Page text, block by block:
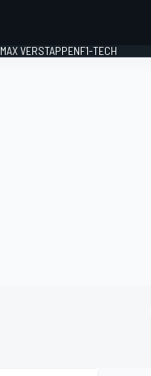
MAX VERSTAPPENF1-TECH